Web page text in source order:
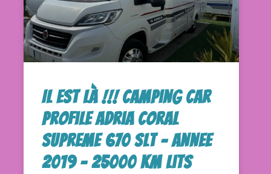
Il Est Là !!! Camping Car
Profile Adria Coral
Supreme 670 Slt – Annee
2019 – 25000 Km Lits